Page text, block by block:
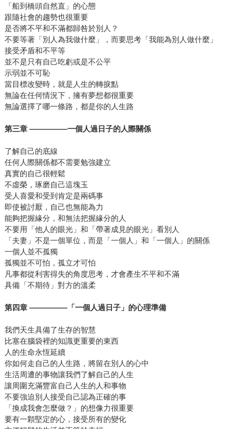
「船到橋頭自然直」的心態
跟隨社會的趨勢也很重要
是否將不平和不滿都歸咎於別人？
不要等著「別人為我做什麼」，而要思考「我能為別人做什麼」
接受矛盾和不平等
並不是只有自己吃虧或是不公平
示弱並不可恥
當目標改變時，就是人生的轉捩點
無論在任何情況下，擁有夢想都很重要
無論選擇了哪一條路，都是你的人生路
第三章 —————一個人過日子的人際關係
了解自己的底線
任何人際關係都不需要勉強建立
真實的自己很輕鬆
不虛榮，琢磨自己這塊玉
受人喜愛和受到肯定是兩碼事
即使被討厭，自己也無能為力
能夠把握緣分，和無法把握緣分的人
不要用「他人的眼光」和「帶著成見的眼光」看別人
「夫妻」不是一個單位，而是「一個人」和「一個人」的關係
一個人並不孤獨
孤獨並不可怕，孤立才可怕
凡事都從利害得失的角度思考，才會產生不平和不滿
具備「不期待」對方的溫柔
第四章 —————「一個人過日子」的心理準備
我們天生具備了生存的智慧
比塞在腦袋裡的知識更重要的東西
人的生命永恆延續
你如何走自己的人生路，將留在別人的心中
生活周遭的事物讓我們了解自己的人生
讓周圍充滿豐富自己人生的人和事物
不要強迫別人接受自己認為正確的事
「換成我會怎麼做？」的想像力很重要
要有一顆堅定的心，接受所有的變化